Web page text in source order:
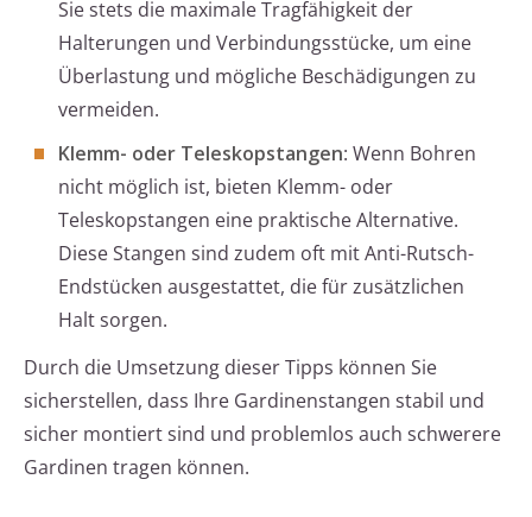
Sie stets die maximale Tragfähigkeit der
Halterungen und Verbindungsstücke, um eine
Überlastung und mögliche Beschädigungen zu
vermeiden.
Klemm- oder Teleskopstangen: Wenn Bohren
nicht möglich ist, bieten Klemm- oder
Teleskopstangen eine praktische Alternative.
Diese Stangen sind zudem oft mit Anti-Rutsch-
Endstücken ausgestattet, die für zusätzlichen
Halt sorgen.
Durch die Umsetzung dieser Tipps können Sie
sicherstellen, dass Ihre Gardinenstangen stabil und
sicher montiert sind und problemlos auch schwerere
Gardinen tragen können.